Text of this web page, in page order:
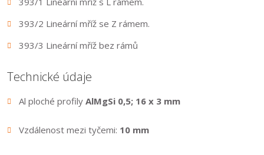
393/2 Lineární mříž se Z rámem.
393/3 Lineární mříž bez rámů
Technické údaje
Al ploché profily AlMgSi 0,5; 16 x 3 mm
Vzdálenost mezi tyčemi: 10 mm